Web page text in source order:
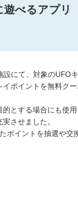
べるアプリ
設にて、対象のUFO
ポイントを無料ク
とする場合にも使
させました。
ポイントを抽選や交